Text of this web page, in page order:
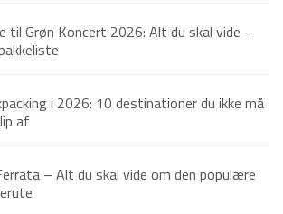
til Grøn Koncert 2026: Alt du skal vide –
i 2026: 10 destinationer du ikke må
af
– Alt du skal vide om den populære